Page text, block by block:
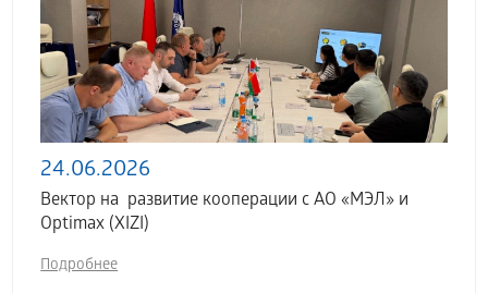
24.06.2026
Вектор на развитие кооперации с АО «МЭЛ» и
Optimax (XIZI)
Подробнее